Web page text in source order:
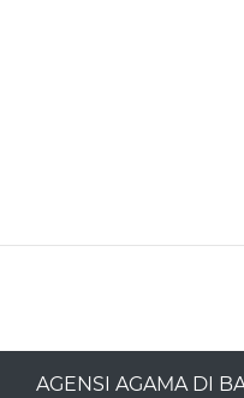
AGENSI AGAMA DI